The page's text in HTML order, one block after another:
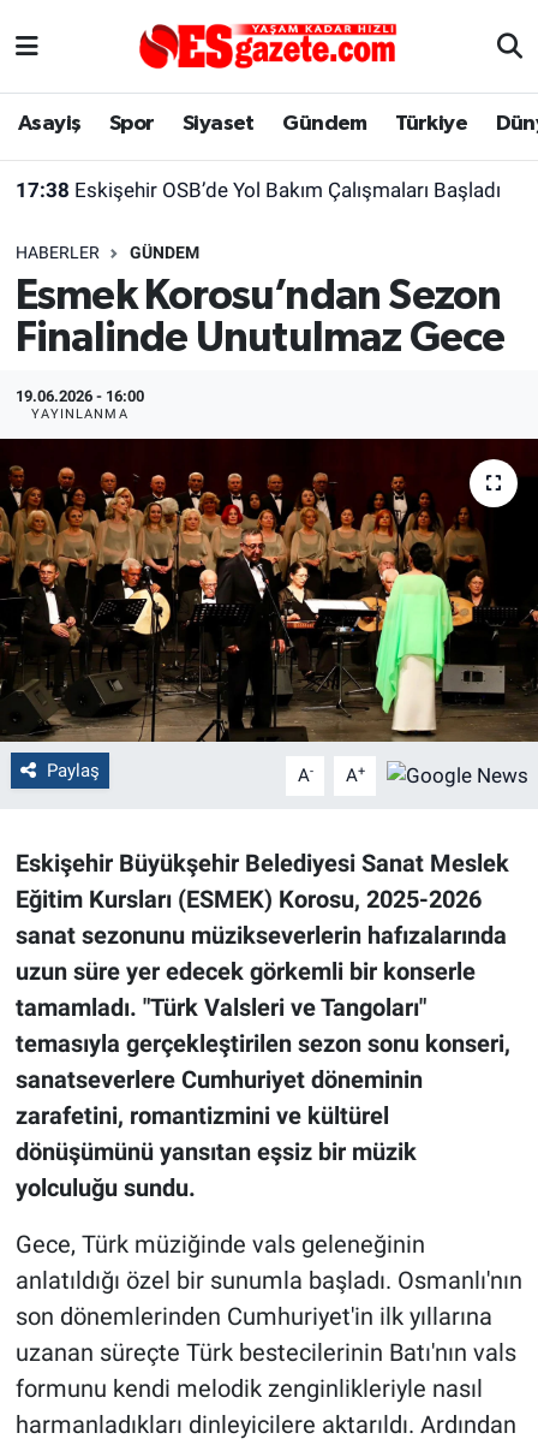
Asayiş Spor Siyaset Gündem Türkiye
17:38 Eskişehir OSB’de Yol Bakım Çalışmaları Başladı
HABERLER GÜNDEM
Esmek Korosu’ndan Sezon
Finalinde Unutulmaz Gece
19.06.2026 - 16:00
YAYINLANMA
Paylaş A- A+
Eskişehir Büyükşehir Belediyesi Sanat Meslek
Eğitim Kursları (ESMEK) Korosu, 2025-2026
sanat sezonunu müzikseverlerin hafızalarında
uzun süre yer edecek görkemli bir konserle
tamamladı. "Türk Valsleri ve Tangoları"
temasıyla gerçekleştirilen sezon sonu konseri,
sanatseverlere Cumhuriyet döneminin
zarafetini, romantizmini ve kültürel
dönüşümünü yansıtan eşsiz bir müzik
yolculuğu sundu.
Gece, Türk müziğinde vals geleneğinin
anlatıldığı özel bir sunumla başladı. Osmanlı'nın
son dönemlerinden Cumhuriyet'in ilk yıllarına
uzanan süreçte Türk bestecilerinin Batı'nın vals
formunu kendi melodik zenginlikleriyle nasıl
harmanladıkları dinleyicilere aktarıldı. Ardından
Asayiş
Gündem
Türkiye
Dünya
Alış-Veriş/İş dünyası
Yaşam
Eskişehirspor Arşivi
Eskişehir Arşivi
Röportaj
Kültür Sanat
Politika
Bilecik
Kütahya
Gezi
Çevre
Yerel
Magazin
Bilim ve Teknoloji
Eskişehir Nöbetçi Eczaneler
Süper Lig Puan Durumu ve Fikstür
Tüm Manşetler
Son Dakika Haberleri